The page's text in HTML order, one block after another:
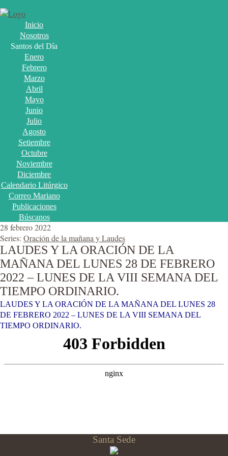
Inicio
Nosotros
Santos del Día
Enero
Febrero
Marzo
Abril
Mayo
Junio
Julio
Agosto
Setiembre
Octubre
Noviembre
Diciembre
Calendario Litúrgico
Correo Mariano
Publicaciones
Búscanos
28 febrero 2022
Series: Oración de la mañana y Laudes
LAUDES Y LA ORACIÓN DE LA
MAÑANA DEL LUNES 28 DE FEBRERO
2022 – LUNES DE LA VIII SEMANA DEL
TIEMPO ORDINARIO.
LAUDES Y LA ORACIÓN DE LA MAÑANA DEL LUNES 28
DE FEBRERO 2022 – LUNES DE LA VIII SEMANA DEL
TIEMPO ORDINARIO.
Santa Sede